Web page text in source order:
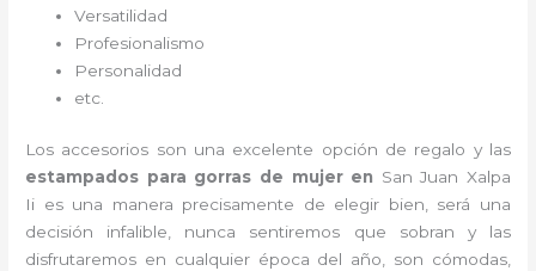
Versatilidad
Profesionalismo
Personalidad
etc.
Los accesorios son una excelente opción de regalo y las
estampados para gorras de mujeren San Juan Xalpa
Ii es una manera precisamente de elegir bien, será una
decisión infalible, nunca sentiremos que sobran y las
disfrutaremos en cualquier época del año, son cómodas,